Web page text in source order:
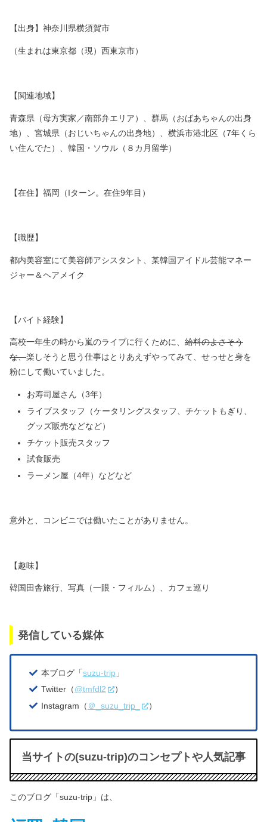
【出身】神奈川県横須賀市
（生まれは東京都（現）西東京市）
【関連地域】
青森県（母方実家／南部弁エリア）、群馬（おばあちゃんの出身
地）、 宮城県（おじいちゃんの出身地）、横浜市港北区（7年くら
い住んでた）、 韓国・ソウル（８カ月留学）
【在住】福岡（Iターン。在住9年目）
【職歴】
都内美容室にて美容師アシスタント、 某韓国アイドル芸能マネー
ジャー＆ヘアメイク
【バイト経験】
高校一年生の時から嵐のライブに行くために、 給料のよさそう
な、楽しそうと思う仕事はとりあえずやってみて、 せっせと身を
粉にして働いていました。
お寿司屋さん（3年）
ライブスタッフ（ケータリングスタッフ、チケットもぎり、
グッズ販売などなど）
チケット販売スタッフ
試食販売
ラーメン屋（4年）などなど
意外と、コンビニでは働いたことがありません。
【趣味】
韓国田舎旅行、写真（一眼・フィルム）、カフェ巡り
発信している媒体
本ブログ「suzu-trip」
Twitter（@tmfdl2
）
Instagram（ ＠_suzu_trip_ ）
当サイトの(suzu-trip)のコンセプトや人気記事
このブログ「suzu-trip」は、